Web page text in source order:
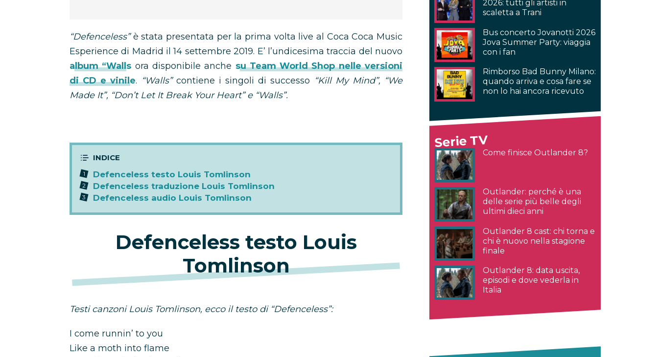
“Defenceless”è stata presentata per la prima volta live al Coca Coca Music
Esperience di Madrid il 14 settembre 2019. E’ l’undicesima traccia del nuovo
album “Walls ora disponibile anche su Team World Shop nelle versioni
di CD e vinile. “Walls”contiene i singoli di successo “Kill My Mind”, “We
Made It”, “Don’t Let It Break Your Heart” e “Walls”.
Defenceless testo Louis Tomlinson
Defenceless traduzione Louis Tomlinson
Defenceless audio Louis Tomlinson
Defenceless testo Louis
Tomlinson
Testi canzoni Louis Tomlinson, ecco il testo di “Defenceless”:
I come runnin’ to you
Like a moth into flame
2026: tutti gli artisti in
scaletta a Trani
Bus concerto Jovanotti 2026
Jova Summer Party: viaggia
con i fan
Rimborso Bad Bunny Milano:
quando arriva e cosa fare se
non lo hai ancora ricevuto
Serie TV
Come finisce Outlander 8?
Outlander: perché è una
delle serie più belle degli
ultimi dieci anni
Outlander 8 cast: chi torna e
chi è nuovo nella stagione
finale
Outlander 8: data uscita,
episodi e dove vederla in
Italia